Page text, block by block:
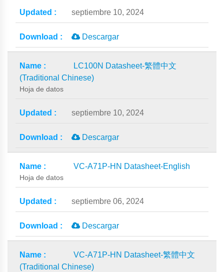
septiembre 10, 2024
Descargar
LC100N Datasheet-繁體中文
(Traditional Chinese)
Hoja de datos
septiembre 10, 2024
Descargar
VC-A71P-HN Datasheet-English
Hoja de datos
septiembre 06, 2024
Descargar
VC-A71P-HN Datasheet-繁體中文
(Traditional Chinese)